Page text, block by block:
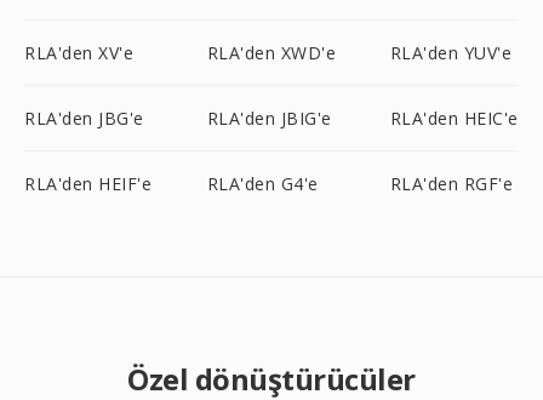
RLA'den XV'e RLA'den XWD'e RLA'den YUV'e
RLA'den JBG'e RLA'den JBIG'e RLA'den HEIC'e
RLA'den HEIF'e RLA'den G4'e RLA'den RGF'e
Özel dönüştürücüler